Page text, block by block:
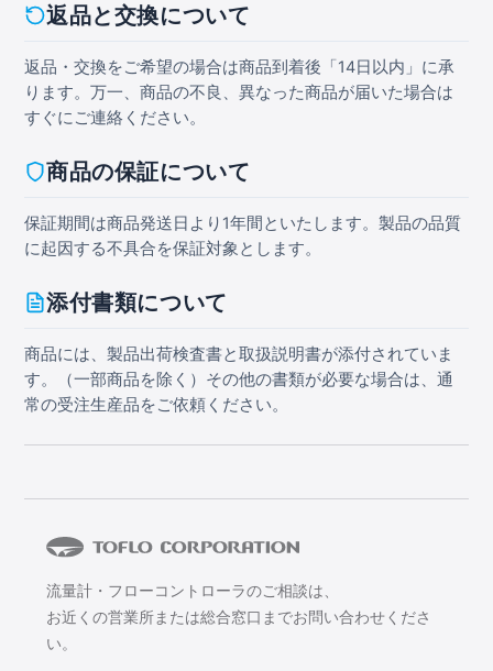
返品と交換について
返品・交換をご希望の場合は商品到着後「14日以内」に承
ります。万一、商品の不良、異なった商品が届いた場合は
すぐにご連絡ください。
商品の保証について
保証期間は商品発送日より1年間といたします。製品の品質
に起因する不具合を保証対象とします。
添付書類について
商品には、製品出荷検査書と取扱説明書が添付されていま
す。（一部商品を除く）その他の書類が必要な場合は、通
常の受注生産品をご依頼ください。
流量計・フローコントローラのご相談は、
お近くの営業所または総合窓口までお問い合わせくださ
い。